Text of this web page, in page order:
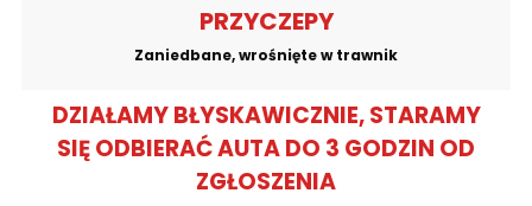
PRZYCZEPY
Zaniedbane, wrośnięte w trawnik
DZIAŁAMY BŁYSKAWICZNIE, STARAMY
SIĘ ODBIERAĆ AUTA DO 3 GODZIN OD
ZGŁOSZENIA